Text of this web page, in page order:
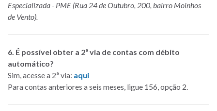
Especializada - PME (Rua 24 de Outubro, 200, bairro Moinhos
de Vento).
6. É possível obter a 2ª via de contas com débito
automático?
Sim, acesse a 2ª via: aqui
Para contas anteriores a seis meses, ligue 156, opção 2.